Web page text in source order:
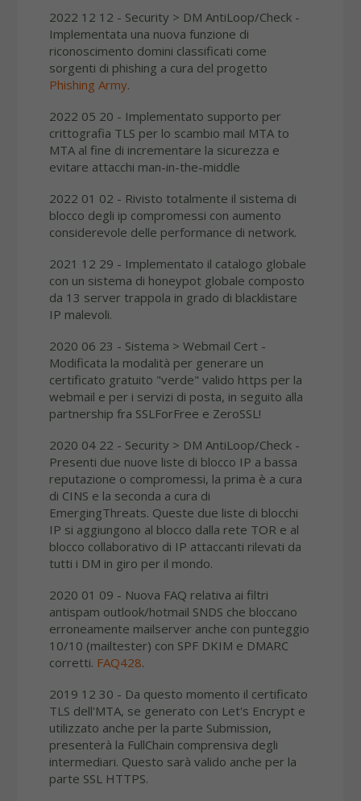
2022 12 12 - Security > DM AntiLoop/Check -
Implementata una nuova funzione di
riconoscimento domini classificati come
sorgenti di phishing a cura del progetto
Phishing Army.
2022 05 20 - Implementato supporto per
crittografia TLS per lo scambio mail MTA to
MTA al fine di incrementare la sicurezza e
evitare attacchi man-in-the-middle
2022 01 02 - Rivisto totalmente il sistema di
blocco degli ip compromessi con aumento
considerevole delle performance di network.
2021 12 29 - Implementato il catalogo globale
con un sistema di honeypot globale composto
da 13 server trappola in grado di blacklistare
IP malevoli.
2020 06 23 - Sistema > Webmail Cert -
Modificata la modalità per generare un
certificato gratuito "verde" valido https per la
webmail e per i servizi di posta, in seguito alla
partnership fra SSLForFree e ZeroSSL!
2020 04 22 - Security > DM AntiLoop/Check -
Presenti due nuove liste di blocco IP a bassa
reputazione o compromessi, la prima è a cura
di CINS e la seconda a cura di
EmergingThreats. Queste due liste di blocchi
IP si aggiungono al blocco dalla rete TOR e al
blocco collaborativo di IP attaccanti rilevati da
tutti i DM in giro per il mondo.
2020 01 09 - Nuova FAQ relativa ai filtri
antispam outlook/hotmail SNDS che bloccano
erroneamente mailserver anche con punteggio
10/10 (mailtester) con SPF DKIM e DMARC
corretti. FAQ428.
2019 12 30 - Da questo momento il certificato
TLS dell'MTA, se generato con Let's Encrypt e
utilizzato anche per la parte Submission,
presenterà la FullChain comprensiva degli
intermediari. Questo sarà valido anche per la
parte SSL HTTPS.